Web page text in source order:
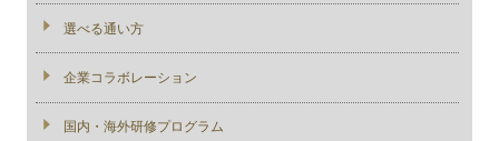
選べる通い方
企業コラボレーション
国内・海外研修プログラム